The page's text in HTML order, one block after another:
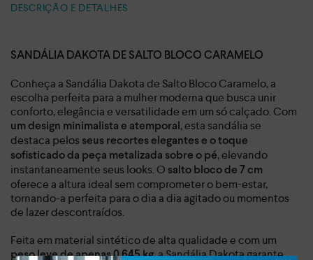
DESCRIÇÃO E DETALHES
SANDÁLIA DAKOTA DE SALTO BLOCO CARAMELO
Conheça a Sandália Dakota de Salto Bloco Caramelo, a
escolha perfeita para a mulher moderna que busca unir
conforto, elegância e versatilidade em um só calçado. Com
um design minimalista e atemporal , esta sandália se
destaca pelos seus recortes elegantes e o toque
sofisticado da peça metalizada sobre o pé, elevando
instantaneamente seus looks. O salto bloco de 7 cm
oferece a altura ideal sem comprometer o bem-estar,
tornando-a perfeita para o dia a dia agitado ou momentos
de lazer descontraídos.
Feita em material sintético de alta qualidade e com um
peso leve de apenas 0,645 kg, a Sandália Dakota garante